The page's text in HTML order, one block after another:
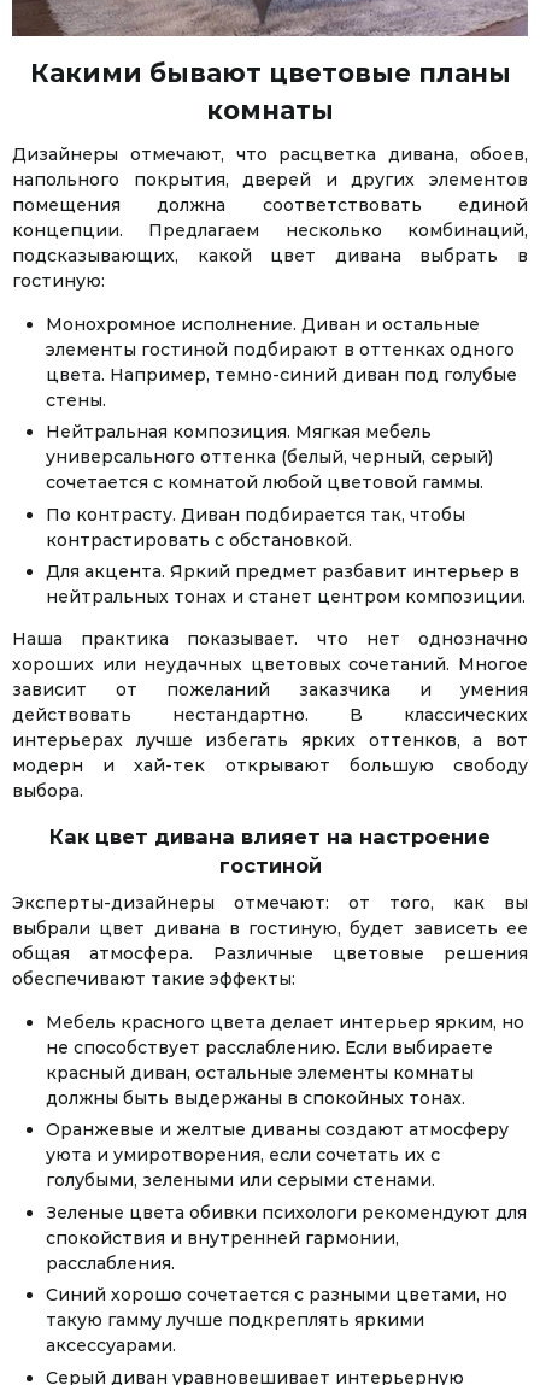
Какими бывают цветовые планы
комнаты
Дизайнеры отмечают, что расцветка дивана, обоев,
напольного покрытия, дверей и других элементов
помещения должна соответствовать единой
концепции. Предлагаем несколько комбинаций,
подсказывающих, какой цвет дивана выбрать в
гостиную:
Монохромное исполнение. Диван и остальные
элементы гостиной подбирают в оттенках одного
цвета. Например, темно-синий диван под голубые
стены.
Нейтральная композиция. Мягкая мебель
универсального оттенка (белый, черный, серый)
сочетается с комнатой любой цветовой гаммы.
По контрасту. Диван подбирается так, чтобы
контрастировать с обстановкой.
Для акцента. Яркий предмет разбавит интерьер в
нейтральных тонах и станет центром композиции.
Наша практика показывает. что нет однозначно
хороших или неудачных цветовых сочетаний. Многое
зависит от пожеланий заказчика и умения
действовать нестандартно. В классических
интерьерах лучше избегать ярких оттенков, а вот
модерн и хай-тек открывают большую свободу
выбора.
Как цвет дивана влияет на настроение
гостиной
Эксперты-дизайнеры отмечают: от того, как вы
выбрали цвет дивана в гостиную, будет зависеть ее
общая атмосфера. Различные цветовые решения
обеспечивают такие эффекты:
Мебель красного цвета делает интерьер ярким, но
не способствует расслаблению. Если выбираете
красный диван, остальные элементы комнаты
должны быть выдержаны в спокойных тонах.
Оранжевые и желтые диваны создают атмосферу
уюта и умиротворения, если сочетать их с
голубыми, зелеными или серыми стенами.
Зеленые цвета обивки психологи рекомендуют для
спокойствия и внутренней гармонии,
расслабления.
Синий хорошо сочетается с разными цветами, но
такую гамму лучше подкреплять яркими
аксессуарами.
Серый диван уравновешивает интерьерную